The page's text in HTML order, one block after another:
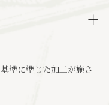
準に準じた加工が施さ